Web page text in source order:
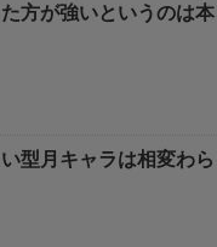
方が強いというのは本
型月キャラは相変わら